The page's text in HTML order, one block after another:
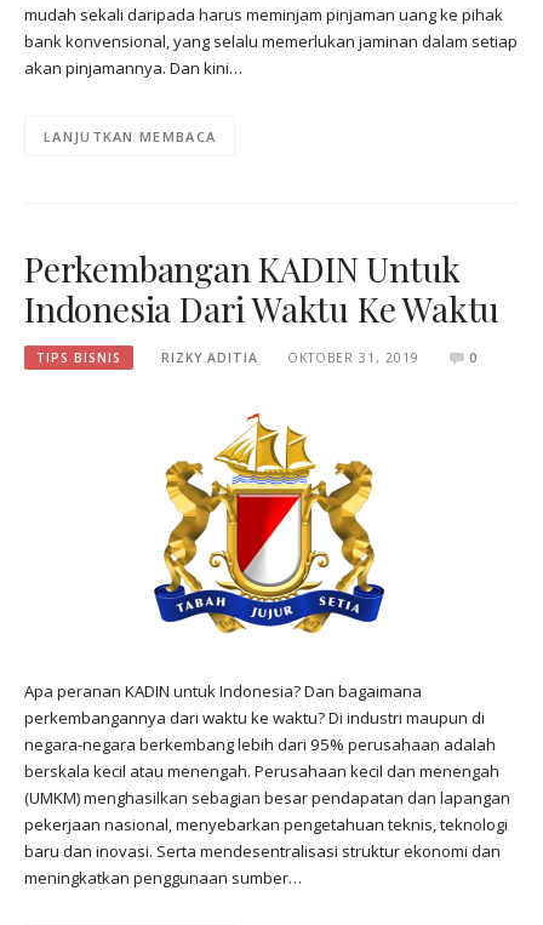
mudah sekali daripada harus meminjam pinjaman uang ke pihak
bank konvensional, yang selalu memerlukan jaminan dalam setiap
akan pinjamannya. Dan kini…
LANJUTKAN MEMBACA
Perkembangan KADIN Untuk
Indonesia Dari Waktu Ke Waktu
TIPS BISNIS RIZKY ADITIA OKTOBER 31, 2019 0
Apa peranan KADIN untuk Indonesia? Dan bagaimana
perkembangannya dari waktu ke waktu? Di industri maupun di
negara-negara berkembang lebih dari 95% perusahaan adalah
berskala kecil atau menengah. Perusahaan kecil dan menengah
(UMKM) menghasilkan sebagian besar pendapatan dan lapangan
pekerjaan nasional, menyebarkan pengetahuan teknis, teknologi
baru dan inovasi. Serta mendesentralisasi struktur ekonomi dan
meningkatkan penggunaan sumber…